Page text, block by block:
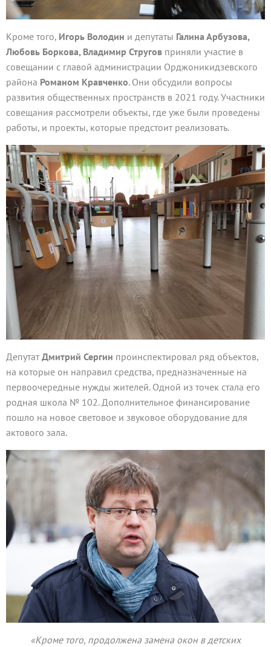
Кроме того, Игорь Володин и депутаты Галина Арбузова,
Любовь Боркова, Владимир Стругов приняли участие в
совещании с главой администрации Орджоникидзевского
района Романом Кравченко. Они обсудили вопросы
развития общественных пространств в 2021 году. Участники
совещания рассмотрели объекты, где уже были проведены
работы, и проекты, которые предстоит реализовать.
ДепутатДмитрий Сергин проинспектировал ряд объектов,
на которые он направил средства, предназначенные на
первоочередные нужды жителей. Одной из точек стала его
родная школа № 102. Дополнительное финансирование
пошло на новое световое и звуковое оборудование для
актового зала.
«Кроме того, продолжена замена окон в детских